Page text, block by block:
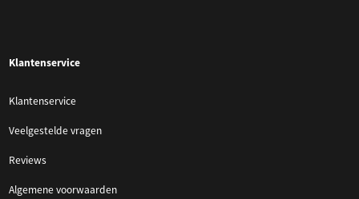
Klantenservice
Klantenservice
Veelgestelde vragen
Reviews
Algemene voorwaarden